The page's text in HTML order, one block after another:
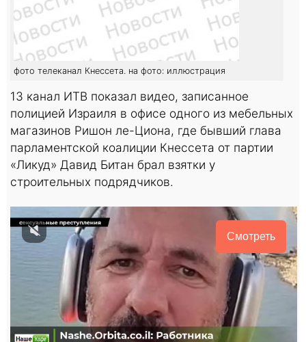
фото телеканал Кнессета. на фото: иллюстрация
13 канал ИТВ показал видео, записанное
полицией Израиля в офисе одного из мебельных
магазинов Ришон ле-Циона, где бывший глава
парламентской коалиции Кнессета от партии
«Ликуд» Давид Битан брал взятки у
строительных подрядчиков.
Смотреть